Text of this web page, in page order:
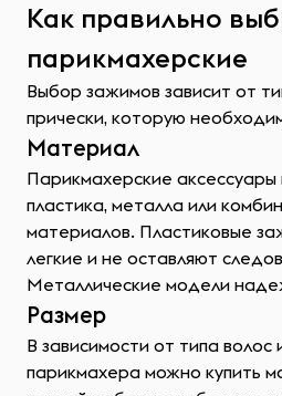
Как правильно
парикмахерские
Выбор зажимов зависит от
прически, которую
Материал
Парикмахерские аксессуары
пластика, металла или
материалов. Пластиковые
легкие и не оставляют
Металлические модели
Размер
В зависимости от типа
парикмахера можно купить